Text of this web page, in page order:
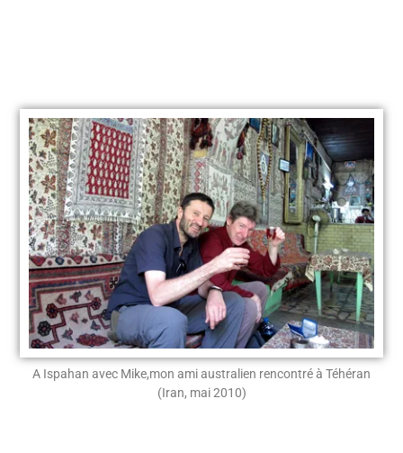
A Ispahan avec Mike,mon ami australien rencontré à Téhéran
(Iran, mai 2010)